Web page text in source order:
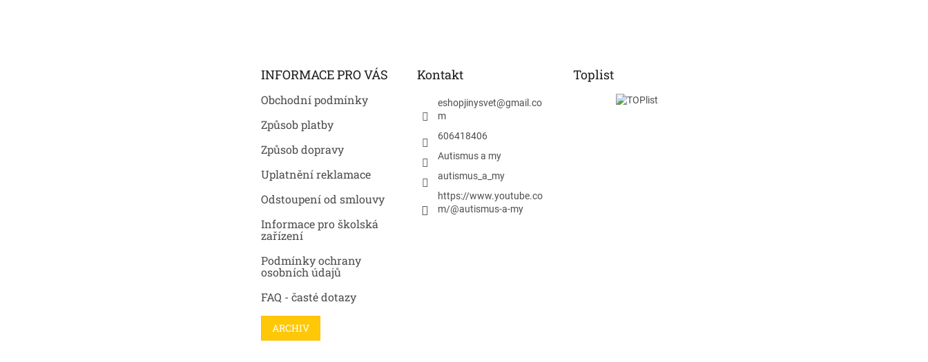
INFORMACE PRO VÁS
Obchodní podmínky
Způsob platby
Způsob dopravy
Uplatnění reklamace
Odstoupení od smlouvy
Informace pro školská
zařízení
Podmínky ochrany
osobních údajů
FAQ - časté dotazy
ARCHIV
Kontakt
eshopjinysvet@gmail.co
m
606418406
Autismus a my
autismus_a_my
https://www.youtube.co
m/@autismus-a-my
Toplist